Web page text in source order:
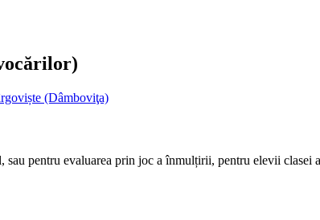
(Dâmboviţa)
sau pentru evaluarea prin joc a înmulțirii, pentru elevii clasei